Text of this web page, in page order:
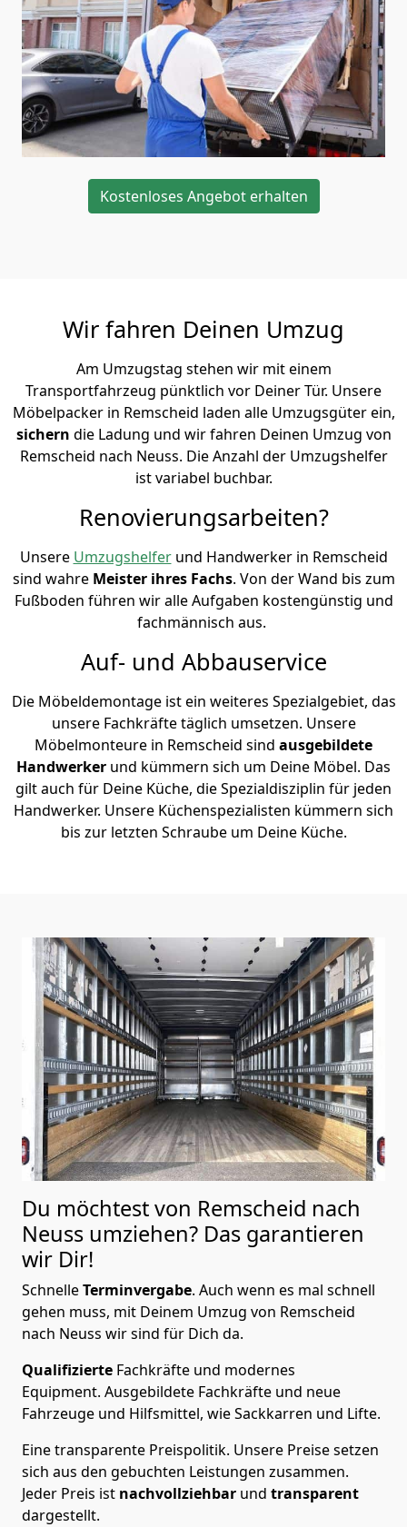
Kostenloses Angebot erhalten
Wir fahren Deinen Umzug
Am Umzugstag stehen wir mit einem
Transportfahrzeug pünktlich vor Deiner Tür. Unsere
Möbelpacker in Remscheid laden alle Umzugsgüter ein,
sichern die Ladung und wir fahren Deinen Umzug von
Remscheid nach Neuss. Die Anzahl der Umzugshelfer
ist variabel buchbar.
Renovierungsarbeiten?
Unsere Umzugshelferund Handwerker in Remscheid
sind wahre Meister ihres Fachs. Von der Wand bis zum
Fußboden führen wir alle Aufgaben kostengünstig und
fachmännisch aus.
Auf- und Abbauservice
Die Möbeldemontage ist ein weiteres Spezialgebiet, das
unsere Fachkräfte täglich umsetzen. Unsere
Möbelmonteure in Remscheid sind ausgebildete
Handwerker und kümmern sich um Deine Möbel. Das
gilt auch für Deine Küche, die Spezialdisziplin für jeden
Handwerker. Unsere Küchenspezialisten kümmern sich
bis zur letzten Schraube um Deine Küche.
Du möchtest von Remscheid nach
Neuss umziehen? Das garantieren
wir Dir!
SchnelleTerminvergabe. Auch wenn es mal schnell
gehen muss, mit Deinem Umzug von Remscheid
nach Neuss wir sind für Dich da.
Qualifizierte Fachkräfte und modernes
Equipment. Ausgebildete Fachkräfte und neue
Fahrzeuge und Hilfsmittel, wie Sackkarren und Lifte.
Eine transparente Preispolitik. Unsere Preise setzen
sich aus den gebuchten Leistungen zusammen.
Jeder Preis ist nachvollziehbar und transparent
dargestellt.